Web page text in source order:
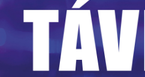
PALOTASÉTÁK